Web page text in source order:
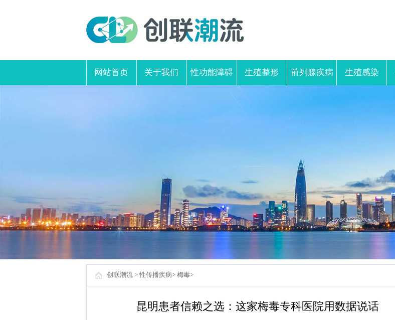
网站首页 关于我们 性功能障碍 生殖整形 前列腺疾病 生殖感染
创联潮流 > 性传播疾病> 梅毒>
昆明患者信赖之选：这家梅毒专科医院用数据说话